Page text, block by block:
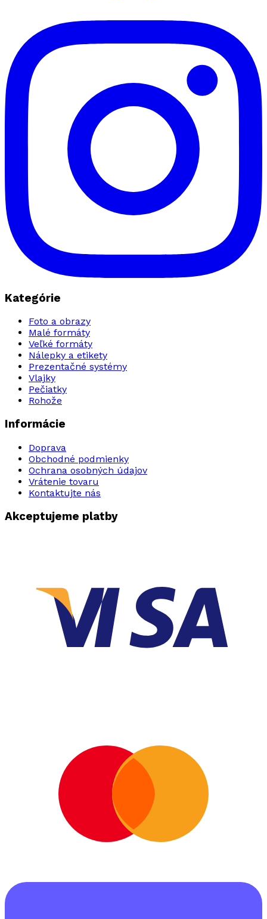
Kategórie
Foto a obrazy
Malé formáty
Veľké formáty
Nálepky a etikety
Prezentačné systémy
Vlajky
Pečiatky
Rohože
Informácie
Doprava
Obchodné podmienky
Ochrana osobných údajov
Vrátenie tovaru
Kontaktujte nás
Akceptujeme platby